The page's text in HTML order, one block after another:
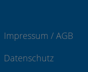
Impressum / AGB
Datenschutz